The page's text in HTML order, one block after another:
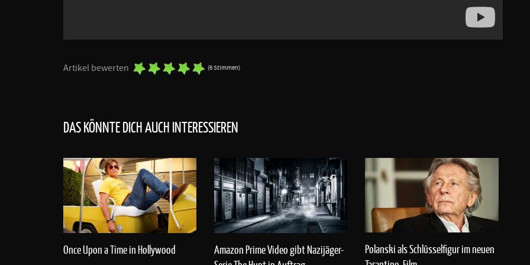
Artikel bewerten (6 Stimmen)
DAS KÖNNTE DICH AUCH INTERESSIEREN
Once Upon a Time in Hollywood
Amazon Prime Video gibt Nazijäger-
Polanski als Schlüsselfigur im neuen